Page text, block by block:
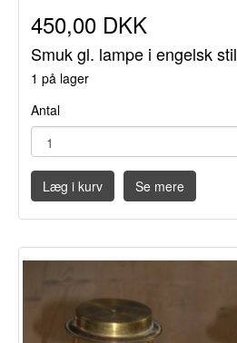
450,00 DKK
Smuk gl. lampe i engelsk stil
1 på lager
Antal
Læg i kurv Se mere